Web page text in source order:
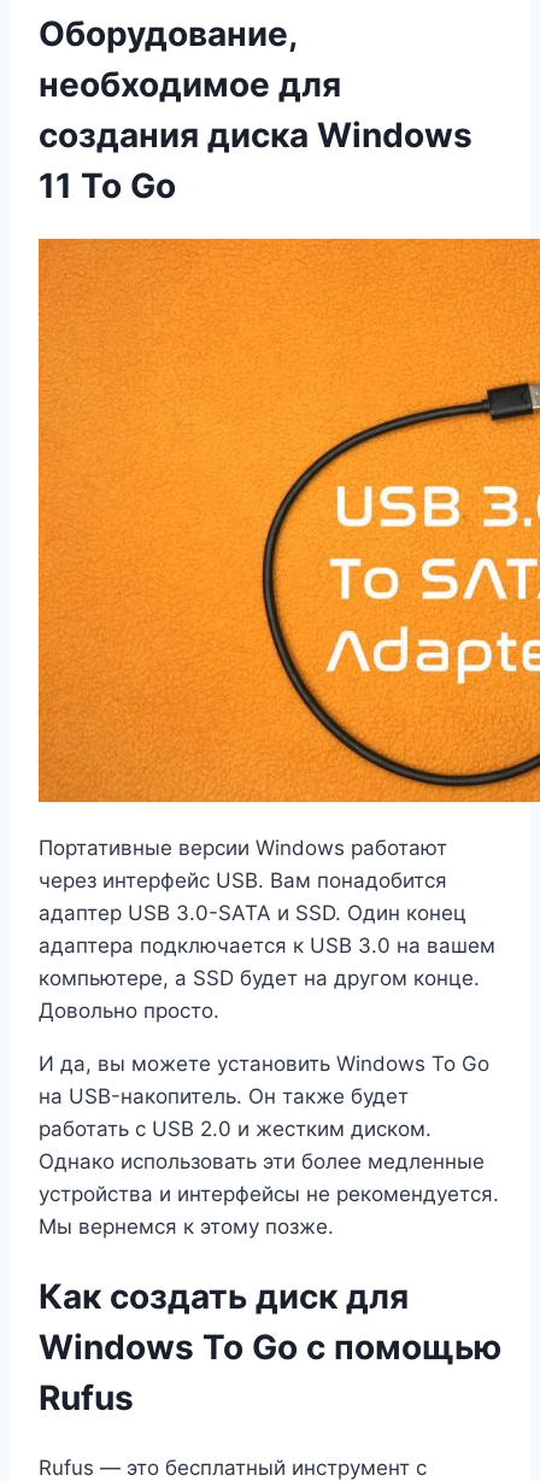
Оборудование,
необходимое для
создания диска Windows
11 To Go
Портативные версии Windows работают
через интерфейс USB. Вам понадобится
адаптер USB 3.0-SATA и SSD. Один конец
адаптера подключается к USB 3.0 на вашем
компьютере, а SSD будет на другом конце.
Довольно просто.
И да, вы можете установить Windows To Go
на USB-накопитель. Он также будет
работать с USB 2.0 и жестким диском.
Однако использовать эти более медленные
устройства и интерфейсы не рекомендуется.
Мы вернемся к этому позже.
Как создать диск для
Windows To Go с помощью
Rufus
Rufus — это бесплатный инструмент с